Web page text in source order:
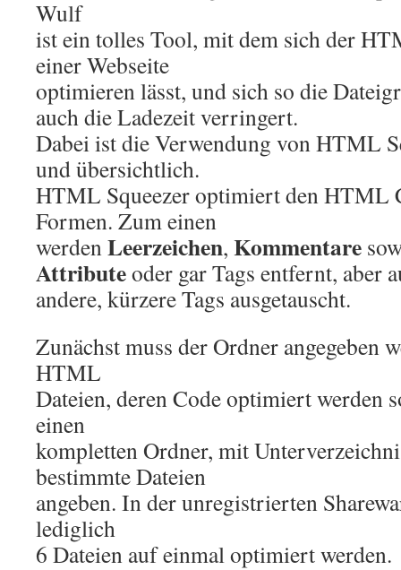
Wulf
ist ein tolles Tool, mit dem sich der
einer Webseite
optimieren lässt, und sich so die
auch die Ladezeit verringert.
Dabei ist die Verwendung von HTML
und übersichtlich.
HTML Squeezer optimiert den HTML
Formen. Zum einen
werdenLeerzeichen, Kommentare
Attributeoder gar Tags entfernt, aber
andere, kürzere Tags ausgetauscht.
Zunächst muss der Ordner angegeben
HTML
Dateien, deren Code optimiert werden
einen
kompletten Ordner, mit
bestimmte Dateien
angeben. In der unregistrierten
lediglich
6 Dateien auf einmal optimiert werden.